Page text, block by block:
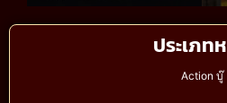
ประเภท
Action บู๊